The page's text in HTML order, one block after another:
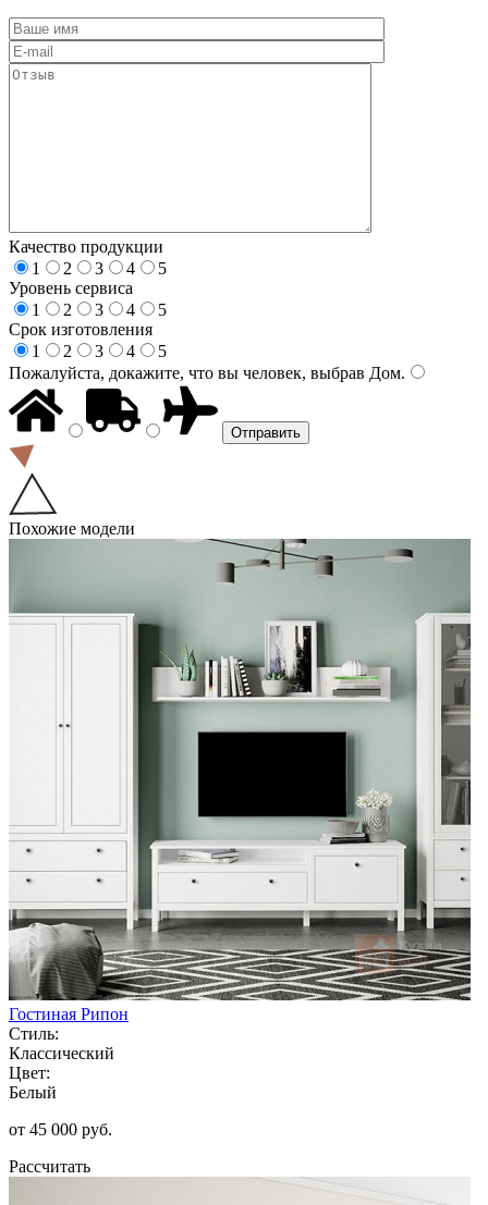
Качество продукции
1
2 3 4
5
Уровень сервиса
1
2 3 4
5
Срок изготовления
1
2 3 4
5
Пожалуйста, докажите, что вы человек, выбрав Дом.
Похожие модели
Гостиная Рипон
Стиль:
Классический
Цвет:
Белый
от 45 000 руб.
Рассчитать